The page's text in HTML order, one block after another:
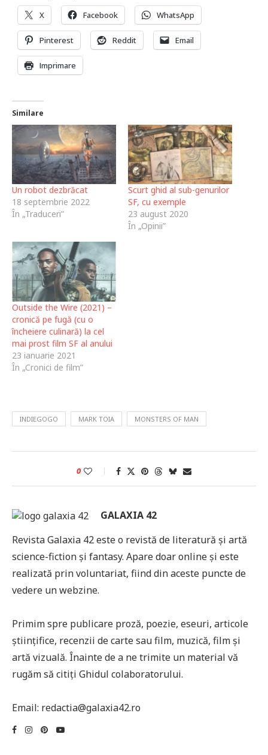
X Facebook WhatsApp
Pinterest Reddit Email
Imprimare
Similare
Un robot dezbrăcat
18 septembrie 2022
În „Traduceri”
Scurt ghid al sub-genurilor
SF, cu exemple
23 august 2020
În „Opinii”
Outside the Wire (2021) –
cronică pe fugă (cu o
încheiere culinară) la cel
mai prost film SF al anului
23 ianuarie 2021
În „Cronici de film”
INDIEGOGO MARK TOIA MONSTERS OF MAN
0
GALAXIA 42
Revista Galaxia 42 este o revistă de literatură și artă
science-fiction și fantasy. Apare doar online și este
realizată prin voluntariat, fiind din aceste puncte de
vedere un webzine.
Primim spre publicare proză, poezie, eseuri, articole
științifice, recenzii de carte sau film, muzică, film și
artă vizuală. Înainte de a ne trimite un material vă
rugăm să citiți Ghidul colaboratorului.
Email: redactia@galaxia42.ro